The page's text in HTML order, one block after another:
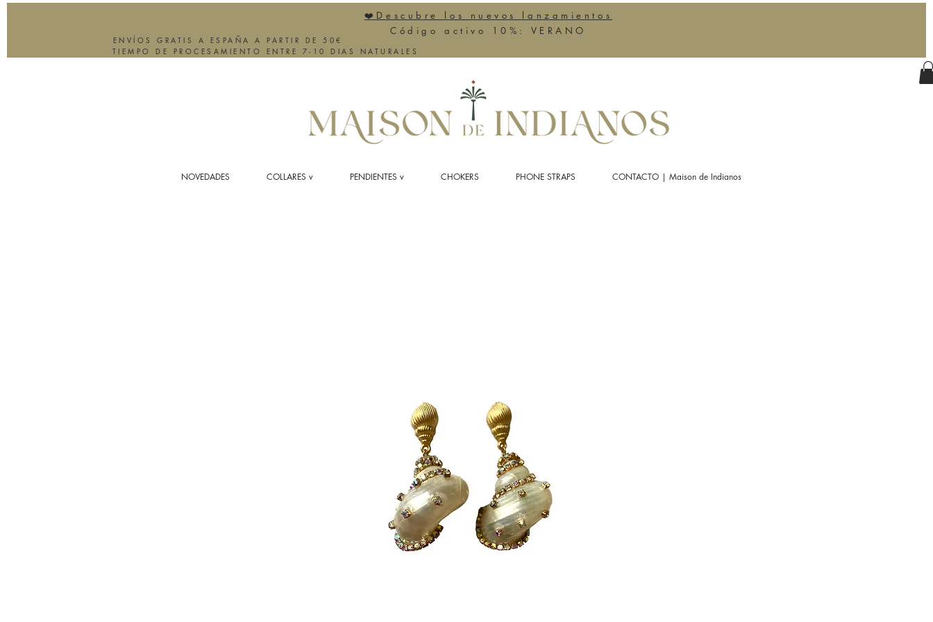
❤️Descubre los nuevos lanzamientos
ENVÍOS GRATIS A ESPAÑA A PARTIR DE 50€
Código activo 10%: VERANO
TIEMPO DE PROCESAMIENTO ENTRE 7-10 DIAS NATURALES
NOVEDADES COLLARES v PENDIENTES v CHOKERS PHONE STRAPS CONTACTO | Maison de Indianos